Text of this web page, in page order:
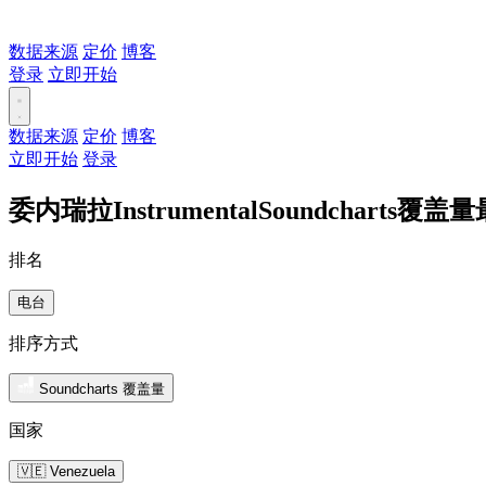
数据来源 定价 博客
登录 立即开始
数据来源 定价 博客
立即开始 登录
委内瑞拉InstrumentalSoundcharts覆盖量
排名
电台
排序方式
Soundcharts 覆盖量
国家
🇻🇪 Venezuela